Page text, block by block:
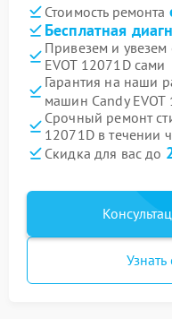
Стоимость ремонта
Бесплатная
Привезем и
EVOT 12071D сами
Гарантия на наши
машин Candy EVOT
Срочный ремонт
12071D в течении
Скидка для вас до